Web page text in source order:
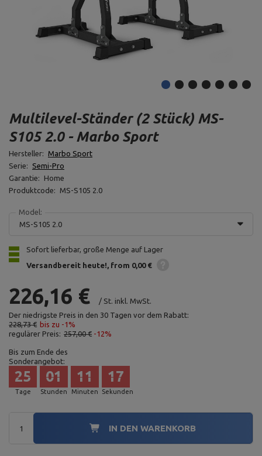
Multilevel-Ständer (2 Stück) MS-
S105 2.0 - Marbo Sport
Hersteller: Marbo Sport
Serie:
Semi-Pro
Garantie:
Home
Produktcode:
MS-S105 2.0
Model:
MS-S105 2.0
Sofort lieferbar, große Menge auf Lager
Versandbereit heute! from 0,00 €
226,16 € / St. inkl. MwSt.
Der niedrigste Preis in den 30 Tagen vor dem Rabatt:
228,73 € bis zu -1%
regulärer Preis: 257,00 € -12%
Bis zum Ende des
Sonderangebot:
Tage
25
Stunden
01
Minuten
11
Sekunden
16
IN DEN WARENKORB